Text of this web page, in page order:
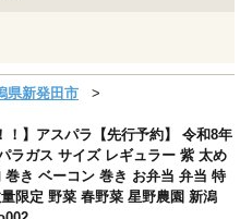
県新発田市
！】アスパラ【先行予約】 令和8年
ラガス サイズ レギュラー 紫 太め
き ベーコン 巻き お弁当 弁当 特
限定 野菜 春野菜 星野農園 新潟